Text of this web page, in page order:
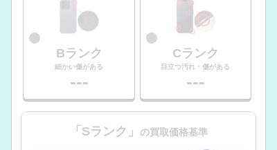
Bランク
細かい傷がある
---
Cランク
目立つ汚れ・傷がある
---
「Sランク」 の買取価格基準